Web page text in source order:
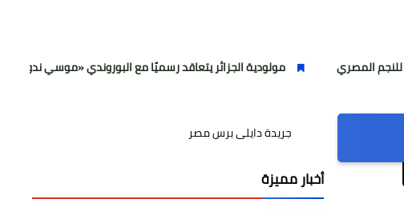
مولودية الجزائر يتعاقد رسميًا مع البوروندي «موسي ندووموي»
جريدة دايلى برس مصر
أخبار مميزة